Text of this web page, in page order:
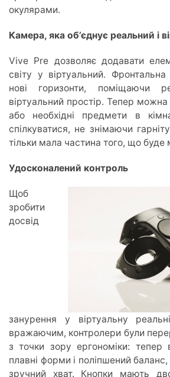
окулярами.
Камера, яка об’єднує реальний і
Vive Pre дозволяє додавати
світу у віртуальний.
нові горизонти, поміщаючи
віртуальний простір. Тепер можна
або необхідні предмети в
спілкуватися, не знімаючи
тільки мала частина того, що буде
Удосконалений контроль
Щоб
зробити
досвід
занурення у віртуальну
вражаючим, контролери були
з точки зору ергономіки:
плавні форми і поліпшений баланс,
зручний хват. Кнопки мають